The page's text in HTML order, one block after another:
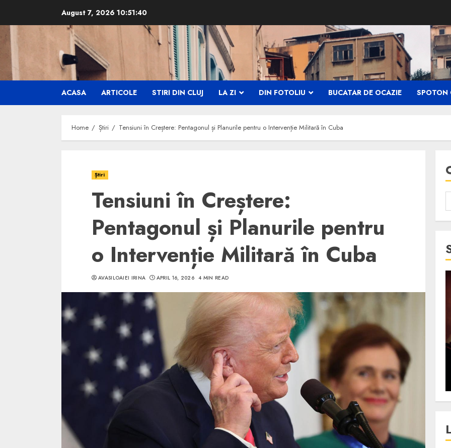
content
August 7, 2026 10:51:41
ACASA ARTICOLE STIRI DIN CLUJ LA ZI DIN FOTOLIU BUCATAR DE OCAZIE SPOTON
Home Știri Tensiuni în Creștere: Pentagonul și Planurile pentru o Intervenție Militară în Cuba
Știri
Tensiuni în Creștere:
Pentagonul și Planurile pentru
o Intervenție Militară în Cuba
AVASILOAIEI IRINA APRIL 16, 2026 4 MIN READ
5 min read
SpotOn Cluj
Ce poti vizita in jurul
Clujului cand te afli intr-un
weekend prelungit in
“Orasul Comoara”?
ALEXANDRU S. MAY 31, 2023
SpotOn Cluj
Festivalurile Clujului. De
ce atrage Clujul tinerii si
pe cei mai in varsta an de
an?
ALEXANDRU S. DECEMBER 13, 2023